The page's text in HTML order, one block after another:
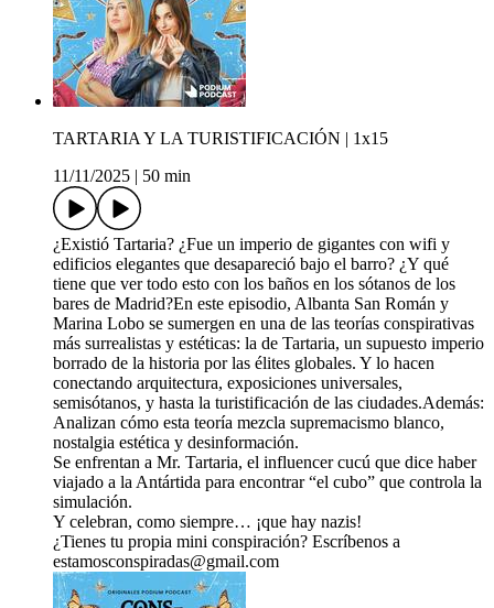
TARTARIA Y LA TURISTIFICACIÓN | 1x15
11/11/2025
50 min
¿Existió Tartaria? ¿Fue un imperio de gigantes con wifi y
edificios elegantes que desapareció bajo el barro? ¿Y qué
tiene que ver todo esto con los baños en los sótanos de los
bares de Madrid?En este episodio, Albanta San Román y
Marina Lobo se sumergen en una de las teorías conspirativas
más surrealistas y estéticas: la de Tartaria, un supuesto imperio
borrado de la historia por las élites globales. Y lo hacen
conectando arquitectura, exposiciones universales,
semisótanos, y hasta la turistificación de las ciudades.Además:
Analizan cómo esta teoría mezcla supremacismo blanco,
nostalgia estética y desinformación.
Se enfrentan a Mr. Tartaria, el influencer cucú que dice haber
viajado a la Antártida para encontrar “el cubo” que controla la
simulación.
Y celebran, como siempre… ¡que hay nazis!
¿Tienes tu propia mini conspiración? Escríbenos a
estamosconspiradas@gmail.com